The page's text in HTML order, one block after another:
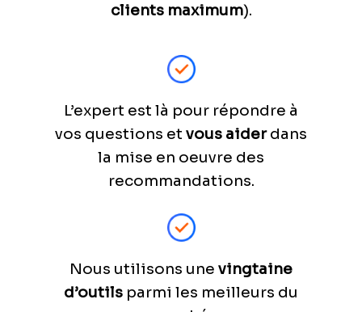
clients maximum).
L’expert est là pour répondre à
vos questions et vous aiderdans
la mise en oeuvre des
recommandations.
Nous utilisons une vingtaine
d’outils parmi les meilleurs du